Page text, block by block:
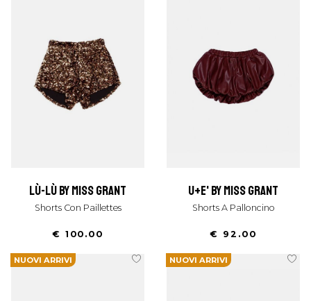
lù-lù by miss grant
Shorts Con Paillettes
€ 100.00
u+e' by miss grant
Shorts A Palloncino
€ 92.00
NUOVI ARRIVI NUOVI ARRIVI